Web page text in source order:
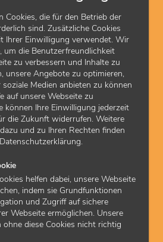
Cookies, die für den Betrieb der
sind. Zusätzliche Cookies
Ihrer Einwilligung verwendet. Wir
um die Benutzerfreundlichkeit
zu verbessern und Inhalte zu
unsere Angebote zu optimieren,
Medien anbieten zu können
auf unsere Webseite zu
können Ihre Einwilligung jederzeit
die Zukunft widerrufen. Weitere
und zu Ihren Rechten finden
helfen dabei, unsere Webseite
indem sie Grundfunktionen
und Zugriff auf sichere
Webseite ermöglichen. Unsere
ohne diese Cookies nicht richtig
Bindegewebe und andere
und andere
Bindegewebe und andere